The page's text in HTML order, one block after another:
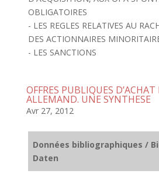
OBLIGATOIRES
- LES REGLES RELATIVES AU
DES ACTIONNAIRES
- LES SANCTIONS
OFFRES PUBLIQUES
ALLEMAND. UNE SYNTHESE
Avr 27, 2012
Données bibliographiques /
Daten